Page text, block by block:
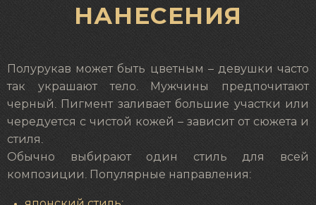
НАНЕСЕНИЯ
Полурукав может быть цветным – девушки часто
так украшают тело. Мужчины предпочитают
черный. Пигмент заливает большие участки или
чередуется с чистой кожей – зависит от сюжета и
стиля.
Обычно выбирают один стиль для всей
композиции. Популярные направления: